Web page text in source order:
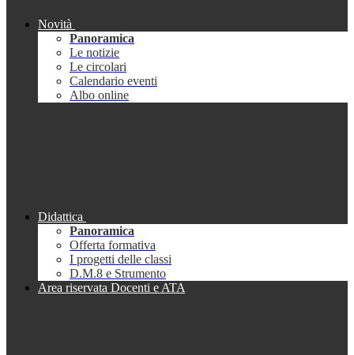
Novità
Panoramica
Le notizie
Le circolari
Calendario eventi
Albo online
Didattica
Panoramica
Offerta formativa
I progetti delle classi
D.M.8 e Strumento
Area riservata Docenti e ATA